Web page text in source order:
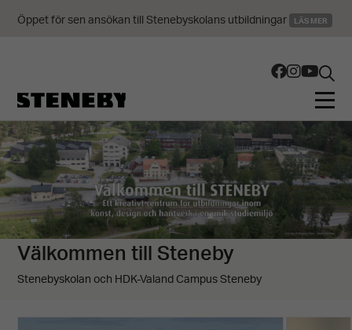
Välkommen till Steneby
Stenebyskolan och HDK-Valand Campus Steneby
Öppet för sen ansökan till Stenebyskolans utbildningar LÄS MER